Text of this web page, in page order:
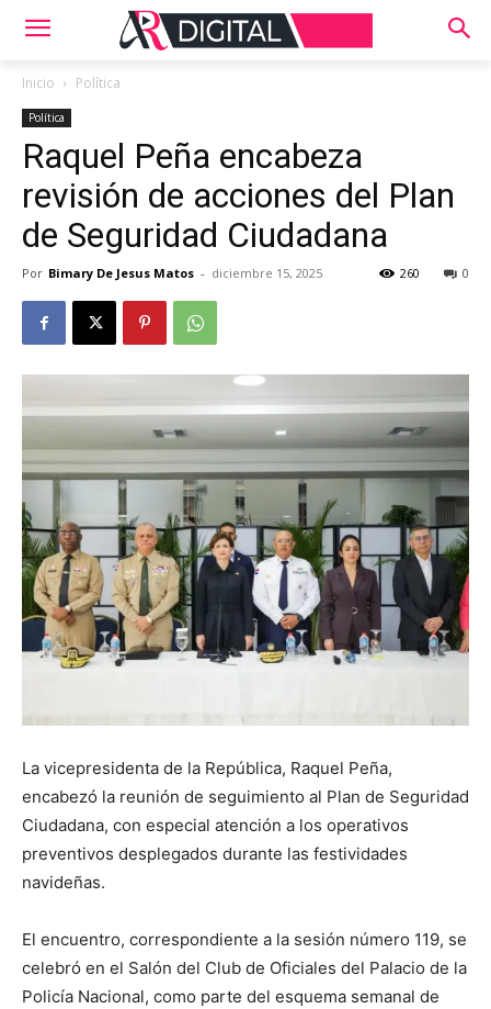
Inicio Política
Política
Raquel Peña encabeza
revisión de acciones del Plan
de Seguridad Ciudadana
Por Bimary De Jesus Matos - diciembre 15, 2025 0
260
La vicepresidenta de la República, Raquel Peña,
encabezó la reunión de seguimiento al Plan de Seguridad
Ciudadana, con especial atención a los operativos
preventivos desplegados durante las festividades
navideñas.
El encuentro, correspondiente a la sesión número 119, se
celebró en el Salón del Club de Oficiales del Palacio de la
Policía Nacional, como parte del esquema semanal de